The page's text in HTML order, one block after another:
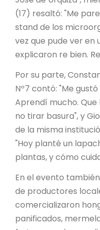
(17) resaltó: "Me
stand de los
vez que pude ver en
explicaron re bien.
Por su parte,
Nº7 contó: "Me
Aprendí mucho.
no tirar basura", y
de la misma
"Hoy planté un
plantas, y cómo
En el evento
de productores
comercializaron
panificados,